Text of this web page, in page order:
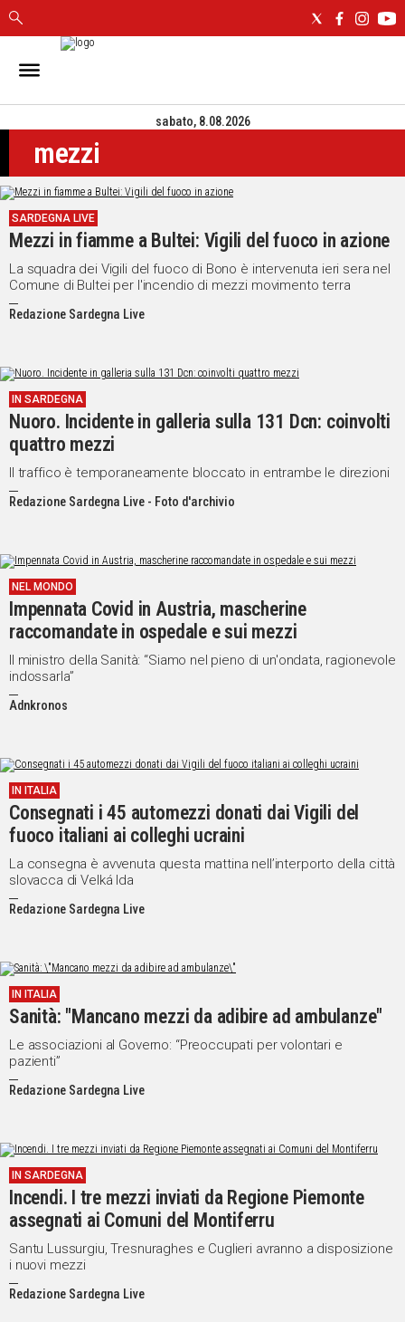
IN
CAGLIARI
SASSARI
NUORO
ORISTANO
SULCIS
GALLURA
OGLIASTRA
MEDIO
CAMPIDANO
NOTIZIE
POLITICA
IN
ITALIA
NEL
STORIE
VIDEO
Vai
AL CANALE
WHATSAPP
Social
sabato, 8.08.2026
mezzi
SARDEGNA LIVE
Mezzi in fiamme a Bultei: Vigili del fuoco in azione
La squadra dei Vigili del fuoco di Bono è intervenuta ieri sera nel
Comune di Bultei per l'incendio di mezzi movimento terra
Redazione Sardegna Live
IN SARDEGNA
Nuoro. Incidente in galleria sulla 131 Dcn: coinvolti
quattro mezzi
Il traffico è temporaneamente bloccato in entrambe le direzioni
Redazione Sardegna Live - Foto d'archivio
NEL MONDO
Impennata Covid in Austria, mascherine
raccomandate in ospedale e sui mezzi
Il ministro della Sanità: “Siamo nel pieno di un'ondata, ragionevole
indossarla”
Adnkronos
IN ITALIA
Consegnati i 45 automezzi donati dai Vigili del
fuoco italiani ai colleghi ucraini
La consegna è avvenuta questa mattina nell’interporto della città
slovacca di Velká Ida
Redazione Sardegna Live
IN ITALIA
Sanità: "Mancano mezzi da adibire ad ambulanze"
Le associazioni al Governo: “Preoccupati per volontari e
pazienti”
Redazione Sardegna Live
IN SARDEGNA
Incendi. I tre mezzi inviati da Regione Piemonte
assegnati ai Comuni del Montiferru
Santu Lussurgiu, Tresnuraghes e Cuglieri avranno a disposizione
i nuovi mezzi
Redazione Sardegna Live